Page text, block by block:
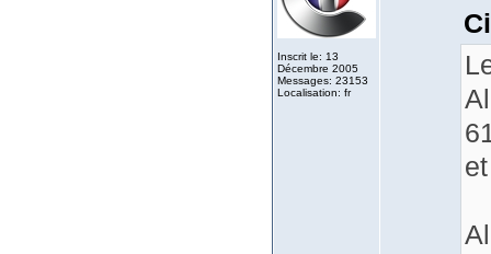
Inscrit le: 13
Décembre 2005
Messages: 23153
Localisation: fr